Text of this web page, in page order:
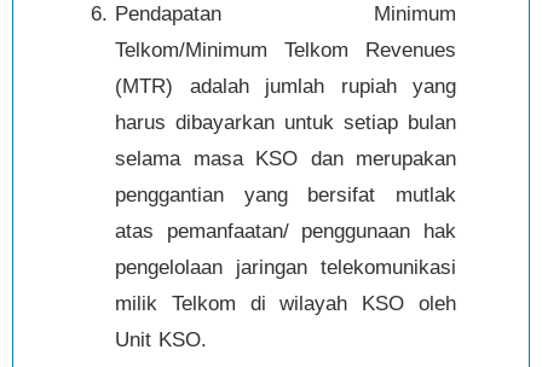
Pendapatan Minimum
Telkom/Minimum Telkom Revenues
(MTR) adalah jumlah rupiah yang
harus dibayarkan untuk setiap bulan
selama masa KSO dan merupakan
penggantian yang bersifat mutlak
atas pemanfaatan/ penggunaan hak
pengelolaan jaringan telekomunikasi
milik Telkom di wilayah KSO oleh
Unit KSO.